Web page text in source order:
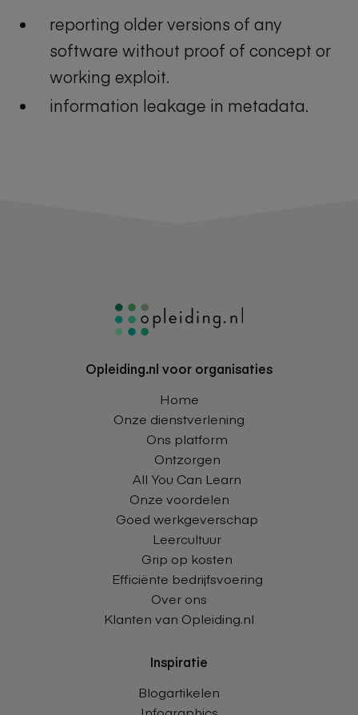
reporting older versions of any
software without proof of concept or
working exploit.
information leakage in metadata.
Opleiding.nl voor organisaties
Home
Onze dienstverlening
Ons platform
Ontzorgen
All You Can Learn
Onze voordelen
Goed werkgeverschap
Leercultuur
Grip op kosten
Efficiënte bedrijfsvoering
Over ons
Klanten van Opleiding.nl
Inspiratie
Blogartikelen